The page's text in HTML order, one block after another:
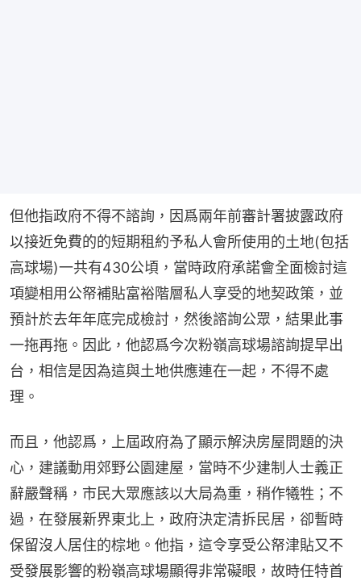
但他指政府不得不諮詢，因爲兩年前審計署披露政府
以接近免費的的短期租約予私人會所使用的土地(包括
高球場)一共有430公頃，當時政府承諾會全面檢討這
項變相用公帑補貼富裕階層私人享受的地契政策，並
預計於去年年底完成檢討，然後諮詢公眾，結果此事
一拖再拖。因此，他認爲今次粉嶺高球場諮詢提早出
台，相信是因為這與土地供應連在一起，不得不處
理。
而且，他認爲，上屆政府為了顯示解決房屋問題的決
心，建議動用郊野公園建屋，當時不少建制人士義正
辭嚴聲稱，市民大眾應該以大局為重，稍作犧牲；不
過，在發展新界東北上，政府決定清拆民居，卻暫時
保留沒人居住的棕地。他指，這令享受公帑津貼又不
受發展影響的粉嶺高球場顯得非常礙眼，故時任特首